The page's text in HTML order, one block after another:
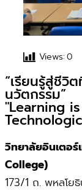
Views:0
“เรียนรู้สู่ชีวิ
นวัตกรรม”
"Learning
วิทยาลัยอินเตอ
College)
173/1 ถ. พหลโย